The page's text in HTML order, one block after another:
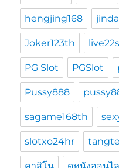
hengjing168
Joker123th
PG Slot PGSlot
Pussy888
sagame168th
slotxo24hr
คาสิโน ดูหนังออนไ